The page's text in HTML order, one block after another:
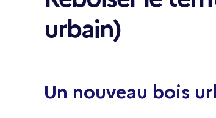
urbain)
Un nouveau bois